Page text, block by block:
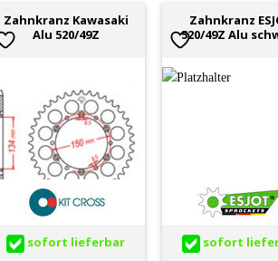
Zahnkranz Kawasaki
Alu 520/49Z
sofort lieferbar
Zahnkranz
520/49Z Alu
sofort